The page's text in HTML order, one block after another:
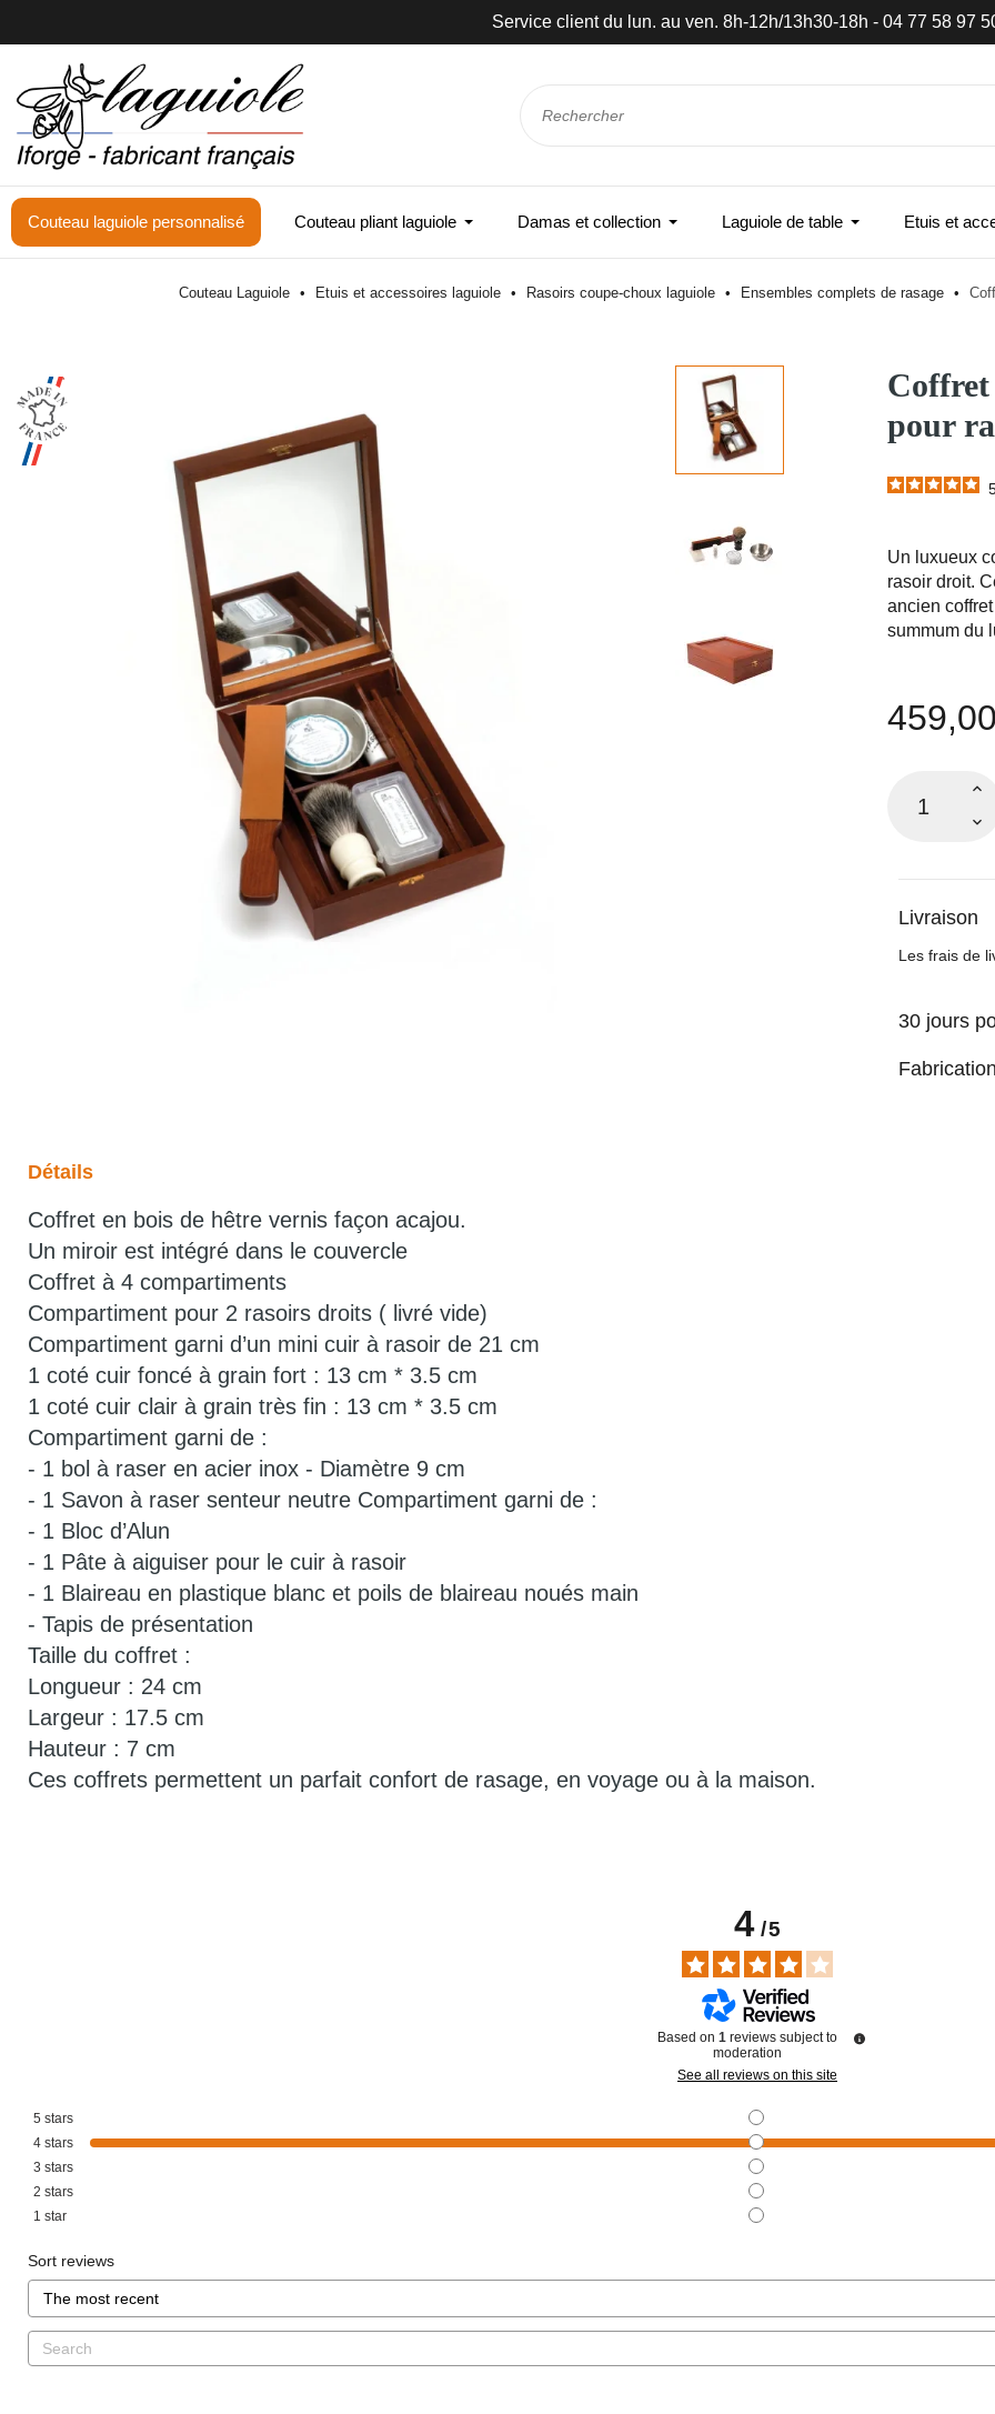
Service client du lun. au ven. 8h-12h/13h30-18h - 04 77 58 97
Couteau laguiole personnalisé Couteau pliant laguiole Damas et collection Laguiole de table Etuis et
Couteau Laguiole Etuis et accessoires laguiole Rasoirs coupe-choux laguiole Ensembles complets de rasage
Coffret
pour
Un luxueux
rasoir droit.
ancien
summum du
Livraison
Les frais de
30 jours
Détails
Coffret en bois de hêtre vernis façon acajou.
Un miroir est intégré dans le couvercle
Coffret à 4 compartiments
Compartiment pour 2 rasoirs droits ( livré vide)
Compartiment garni d’un mini cuir à rasoir de 21 cm
1 coté cuir foncé à grain fort : 13 cm * 3.5 cm
1 coté cuir clair à grain très fin : 13 cm * 3.5 cm
Compartiment garni de :
- 1 bol à raser en acier inox - Diamètre 9 cm
- 1 Savon à raser senteur neutre Compartiment garni de :
- 1 Bloc d’Alun
- 1 Pâte à aiguiser pour le cuir à rasoir
- 1 Blaireau en plastique blanc et poils de blaireau noués main
- Tapis de présentation
Taille du coffret :
Longueur : 24 cm
Largeur : 17.5 cm
Hauteur : 7 cm
Ces coffrets permettent un parfait confort de rasage, en voyage ou à la maison.
4/5
Based on 1 reviews subject to
moderation
See all reviews on this site
5 stars
4 stars
3 stars
2 stars
1 star
Sort reviews